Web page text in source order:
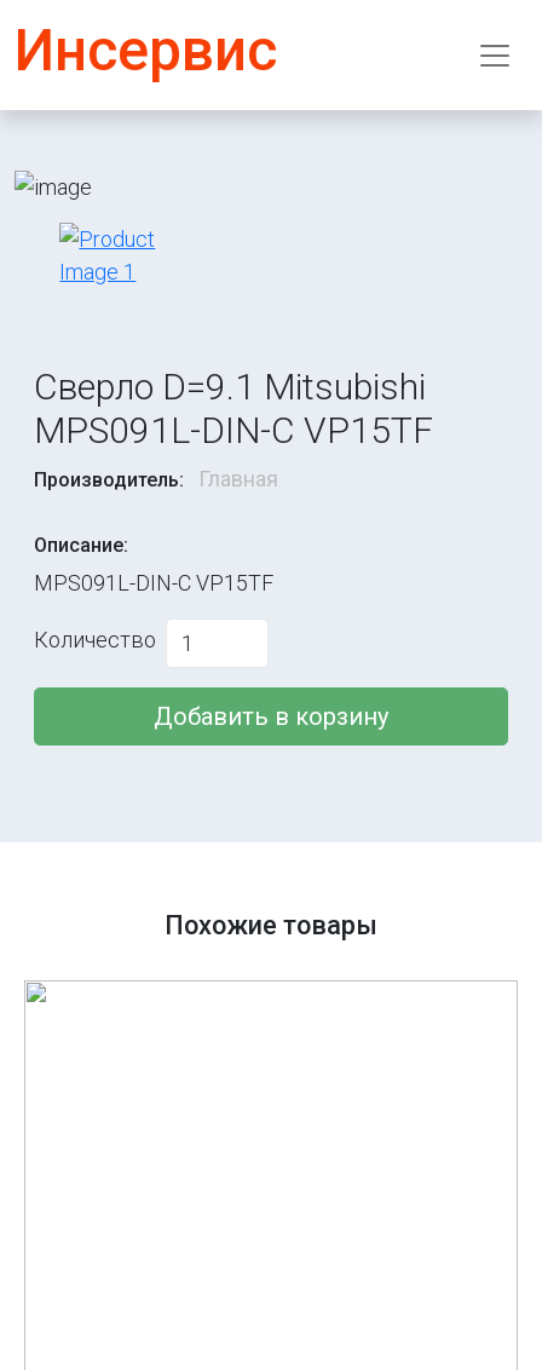
Инсервис
Сверло D=9.1 Mitsubishi
MPS091L-DIN-C VP15TF
Производитель: Главная
Описание:
MPS091L-DIN-C VP15TF
Количество
Добавить в корзину
Похожие товары